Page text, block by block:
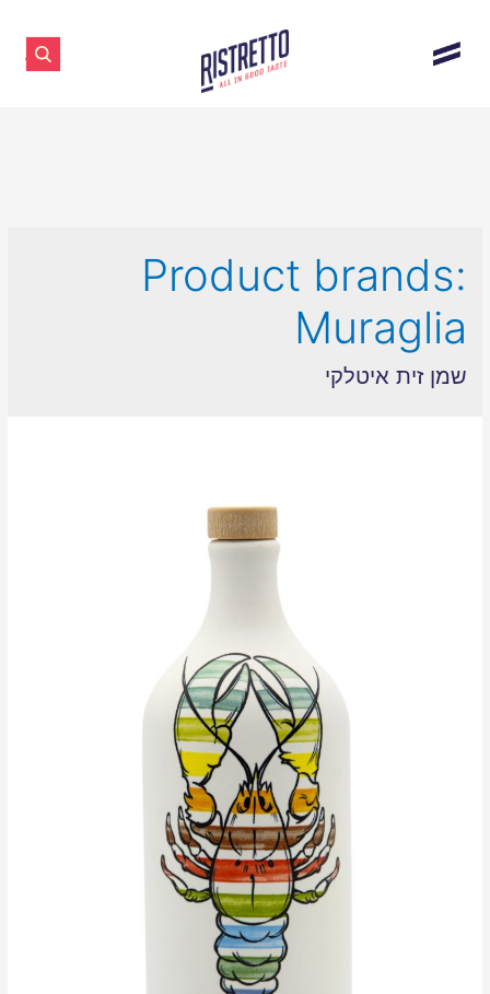
Product brands:
Muraglia
שמן זית איטלקי